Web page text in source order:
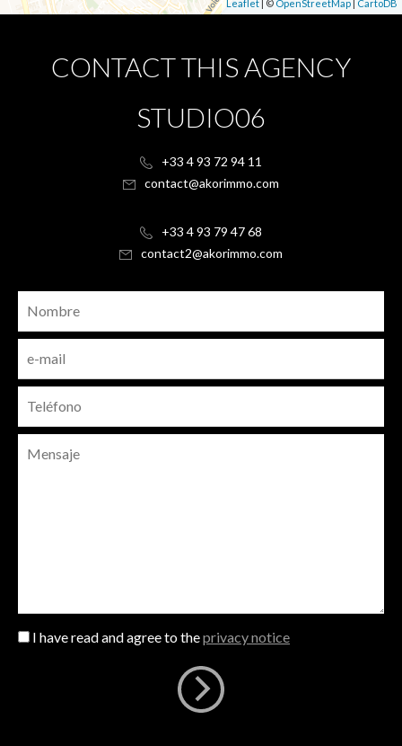
Leaflet | © OpenStreetMap CartoDB
CONTACT THIS AGENCY
STUDIO06
+33 4 93 72 94 11
contact@akorimmo.com
+33 4 93 79 47 68
contact2@akorimmo.com
I have read and agree to theprivacy notice